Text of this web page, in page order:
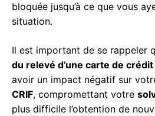
bloquée jusqu’à ce que vous
situation.
Il est important de se rappeler
du relevé d’une carte de
avoir un impact négatif sur
CRIF, compromettant votre
plus difficile l’obtention de